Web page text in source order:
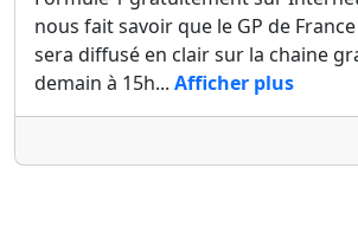
nous fait savoir que le GP de France
sera diffusé en clair sur la chaine
demain à 15h... Afficher plus